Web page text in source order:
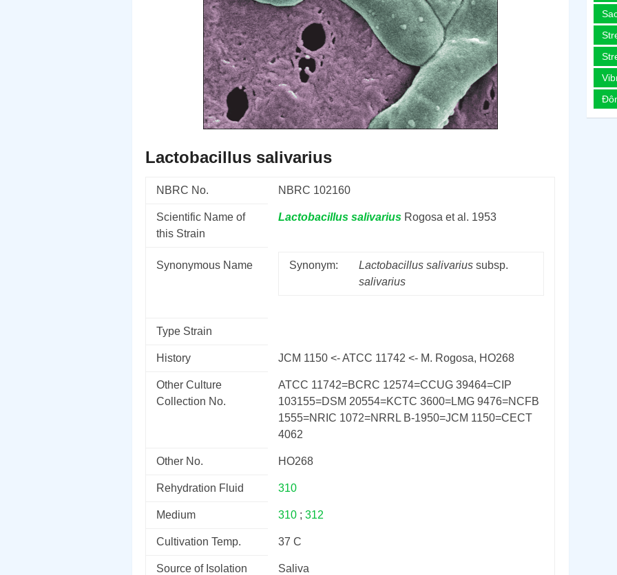
Lactobacillus salivarius
NBRC No. NBRC 102160
Scientific Name of
this Strain
Lactobacillus salivarius Rogosa et al. 1953
Synonymous Name Synonym: Lactobacillus salivarius subsp.
salivarius
Type Strain
History JCM 1150 <- ATCC 11742 <- M. Rogosa, HO268
Other Culture
Collection No.
ATCC 11742=BCRC 12574=CCUG 39464=CIP
103155=DSM 20554=KCTC 3600=LMG 9476=NCFB
1555=NRIC 1072=NRRL B-1950=JCM 1150=CECT
4062
Other No. HO268
Rehydration Fluid 310
Medium 310 ; 312
Cultivation Temp. 37 C
Source of Isolation Saliva